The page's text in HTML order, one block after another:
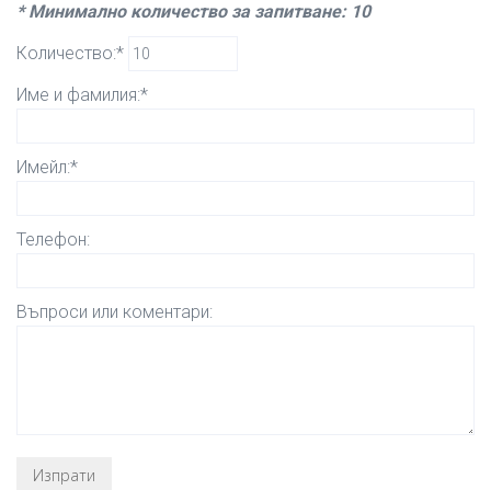
* Минимално количество за запитване: 10
Количество:*
Име и фамилия:*
Имейл:*
Телефон:
Въпроси или коментари: